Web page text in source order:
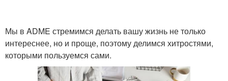
Мы в ADME стремимся делать вашу жизнь не только
интереснее, но и проще, поэтому делимся хитростями,
которыми пользуемся сами.